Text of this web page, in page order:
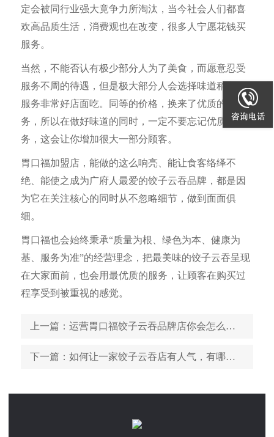
定会被同行业强大竟争力所淘汰，当今社会人们都喜
欢高品质生活，消费观也在改变，很多人宁愿花钱买
服务。
当然，不能否认有极少部分人为了美食，而愿意忍受
服务不周的待遇，但是极大部分人会选择味道稍差而
服务非常好店面吃。同等的价格，换来了优质的服
务，所以在做好味道的同时，一定不要忘记优质的服
务，这会让你增加很大一部分顾客。
胃口福加盟店，能做的这么响亮、能让食客络绎不
绝、能使之成为广府人最爱的饺子云吞品牌，都是因
为它在关注核心的同时从不忽略细节，做到面面俱
细。
胃口福也会始终秉承“质量为根、绿色为本、健康为
基、服务为准”的经营理念，把最美味的饺子云吞呈现
在大家面前，也会用最优质的服务，让顾客在购买过
程享受到被重视的感觉。
上一篇 ：运营胃口福饺子云吞品牌店你会怎么做宣传
下一篇 ：如何让一家饺子云吞店有人气，有哪些管理细节